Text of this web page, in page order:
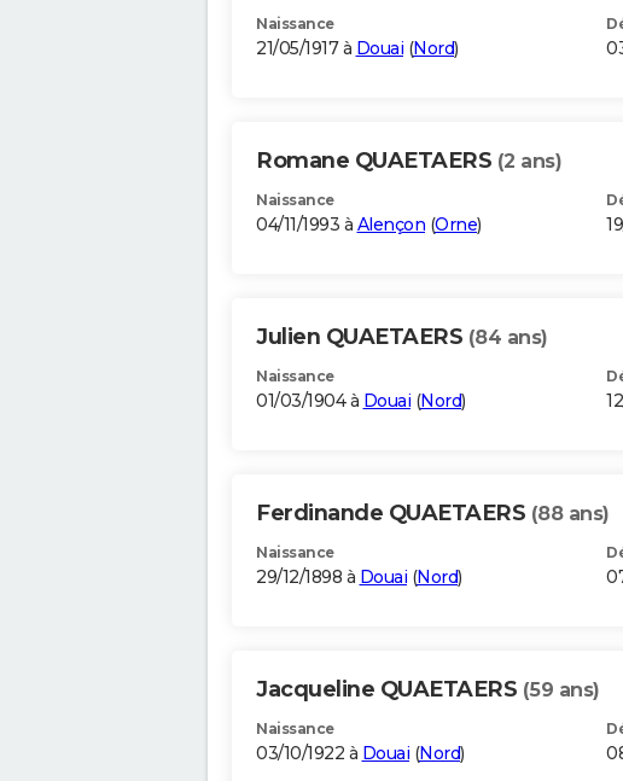
Naissance
21/05/1917 à Douai (Nord)
Romane QUAETAERS (2 ans)
Naissance
04/11/1993 à Alençon (Orne)
Julien QUAETAERS (84 ans)
Naissance
01/03/1904 à Douai (Nord)
Ferdinande QUAETAERS (88 ans)
Naissance
29/12/1898 à Douai (Nord)
Jacqueline QUAETAERS (59 ans)
Naissance
03/10/1922 à Douai (Nord)